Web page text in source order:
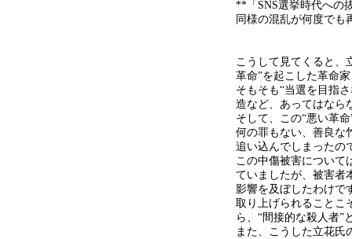
** 「 SNS選挙時代への
同様の混乱が何度でも
こうして見てくると、
革命”を起こした革命
そもそも“当選を目指
造など、あってはなら
そして、この“悪い革
何の罪もない、善良な
追い込んでしまったの
この中傷被害について
ていましたが、被害者
影響を及ぼしたわけで
取り上げられることこ
ら、“間接的な殺人者”
また、こうした立花氏